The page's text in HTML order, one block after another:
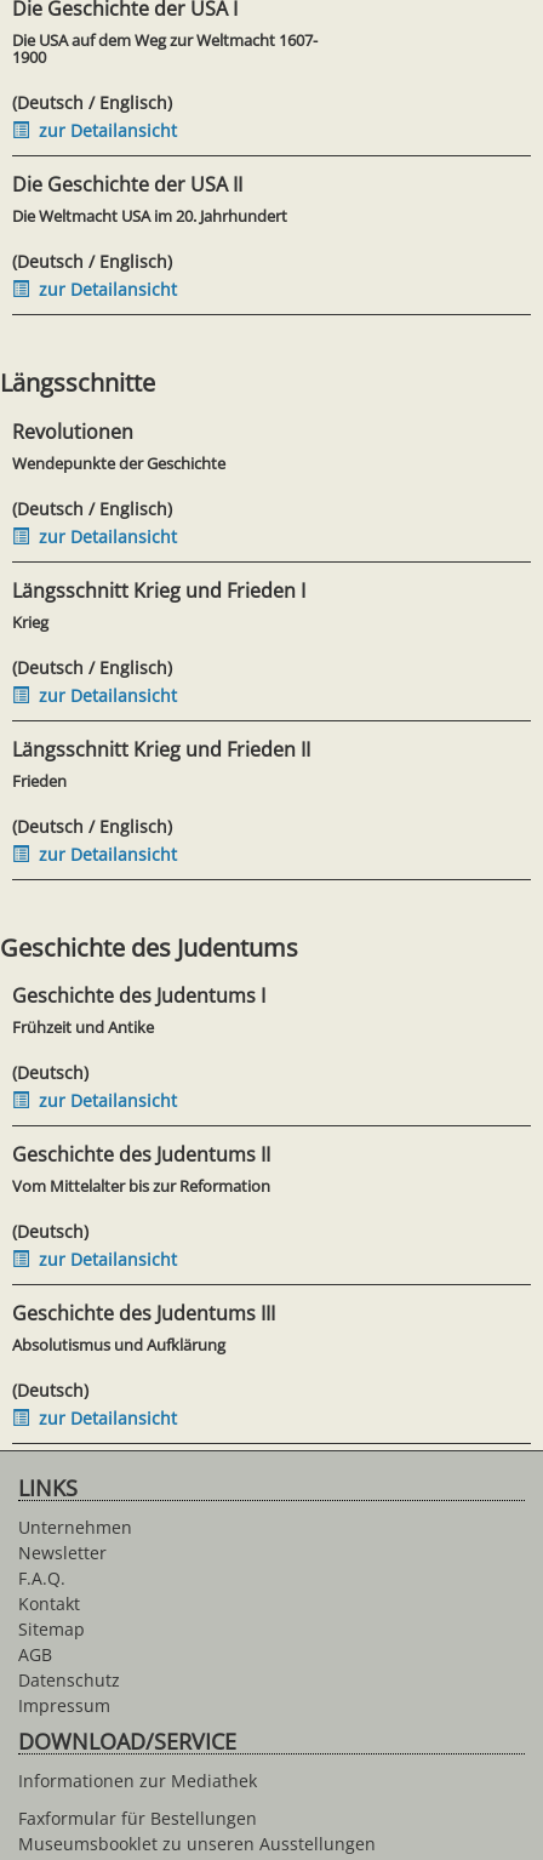
Die Geschichte der USA I
Die USA auf dem Weg zur Weltmacht 1607-
1900
(Deutsch / Englisch)
zur Detailansicht
Die Geschichte der USA II
Die Weltmacht USA im 20. Jahrhundert
(Deutsch / Englisch)
zur Detailansicht
Längsschnitte
Revolutionen
Wendepunkte der Geschichte
(Deutsch / Englisch)
zur Detailansicht
Längsschnitt Krieg und Frieden I
Krieg
(Deutsch / Englisch)
zur Detailansicht
Längsschnitt Krieg und Frieden II
Frieden
(Deutsch / Englisch)
zur Detailansicht
Geschichte des Judentums
Geschichte des Judentums I
Frühzeit und Antike
(Deutsch)
zur Detailansicht
Geschichte des Judentums II
Vom Mittelalter bis zur Reformation
(Deutsch)
zur Detailansicht
Geschichte des Judentums III
Absolutismus und Aufklärung
(Deutsch)
zur Detailansicht
LINKS
Unternehmen
Newsletter
F.A.Q.
Kontakt
Sitemap
AGB
Datenschutz
Impressum
DOWNLOAD/SERVICE
Informationen zur Mediathek
Faxformular für Bestellungen
Museumsbooklet zu unseren Ausstellungen